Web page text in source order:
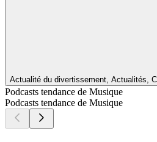
Actualité du divertissement, Actualités,
Podcasts tendance de Musique
Podcasts tendance de Musique